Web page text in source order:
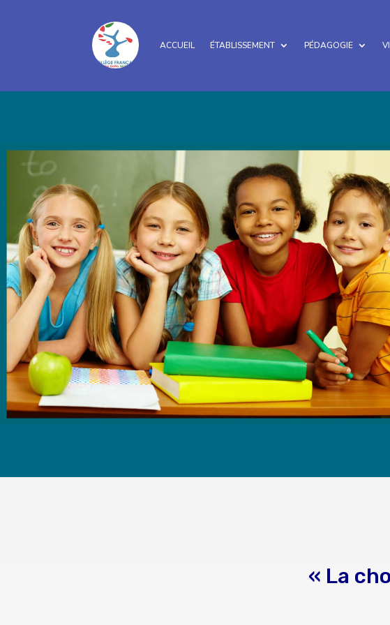
ACCUEIL ÉTABLISSEMENT PÉDAGOGIE
« La